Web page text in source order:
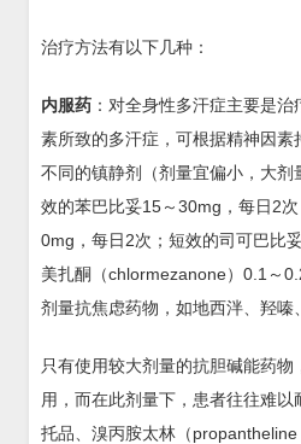
治疗方法有以下几种：
内服药 ：对全身性多汗症主要是
素所致的多汗症，可根据精神因素
不同的镇静剂（剂量宜偏小，大剂
效的苯巴比妥15～30mg，每日2
0mg，每日2次；短效的司可巴比
美扎酮（chlormezanone）0.1～
剂量抗焦虑药物，如地西泮、羟嗪
只有使用较大剂量的抗胆碱能药
用，而在此剂量下，患者往往难
托品、溴丙胺太林（